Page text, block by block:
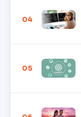
04
05